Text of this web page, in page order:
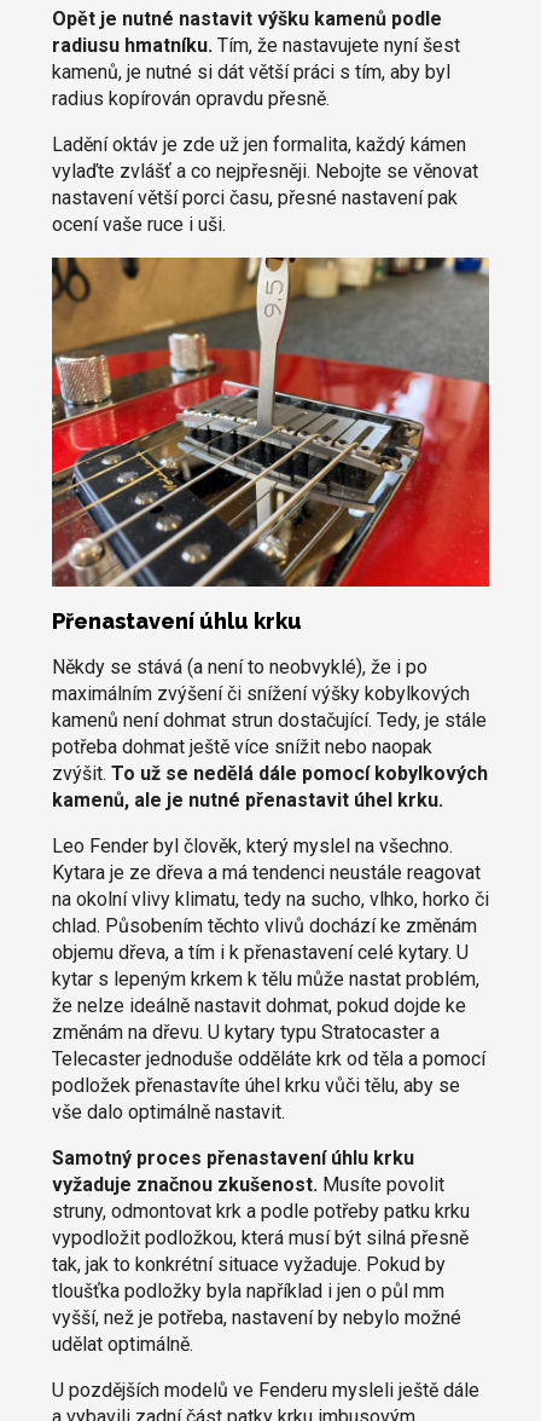
Opět je nutné nastavit výšku kamenů podle
radiusu hmatníku. Tím, že nastavujete nyní šest
kamenů, je nutné si dát větší práci s tím, aby byl
radius kopírován opravdu přesně.
Ladění oktáv je zde už jen formalita, každý kámen
vylaďte zvlášť a co nejpřesněji. Nebojte se věnovat
nastavení větší porci času, přesné nastavení pak
ocení vaše ruce i uši.
Přenastavení úhlu krku
Někdy se stává (a není to neobvyklé), že i po
maximálním zvýšení či snížení výšky kobylkových
kamenů není dohmat strun dostačující. Tedy, je stále
potřeba dohmat ještě více snížit nebo naopak
zvýšit. To už se nedělá dále pomocí kobylkových
kamenů, ale je nutné přenastavit úhel krku.
Leo Fender byl člověk, který myslel na všechno.
Kytara je ze dřeva a má tendenci neustále reagovat
na okolní vlivy klimatu, tedy na sucho, vlhko, horko či
chlad. Působením těchto vlivů dochází ke změnám
objemu dřeva, a tím i k přenastavení celé kytary. U
kytar s lepeným krkem k tělu může nastat problém,
že nelze ideálně nastavit dohmat, pokud dojde ke
změnám na dřevu. U kytary typu Stratocaster a
Telecaster jednoduše odděláte krk od těla a pomocí
podložek přenastavíte úhel krku vůči tělu, aby se
vše dalo optimálně nastavit.
Samotný proces přenastavení úhlu krku
vyžaduje značnou zkušenost.Musíte povolit
struny, odmontovat krk a podle potřeby patku krku
vypodložit podložkou, která musí být silná přesně
tak, jak to konkrétní situace vyžaduje. Pokud by
tloušťka podložky byla například i jen o půl mm
vyšší, než je potřeba, nastavení by nebylo možné
udělat optimálně.
U pozdějších modelů ve Fenderu mysleli ještě dále